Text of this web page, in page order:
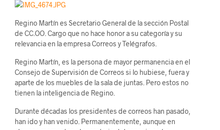
Regino Martín es Secretario General de la sección Postal
de CC.OO. Cargo que no hace honor a su categoría y su
relevancia en la empresa Correos y Telégrafos.
Regino Martín, es la persona de mayor permanencia en el
Consejo de Supervisión de Correos si lo hubiese, fuera y
aparte de los muebles de la sala de juntas. Pero estos no
tienen la inteligencia de Regino.
Durante décadas los presidentes de correos han pasado,
han ido y han venido. Permanentemente, aunque en